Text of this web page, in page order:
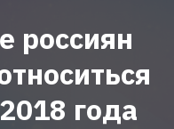
россиян
года